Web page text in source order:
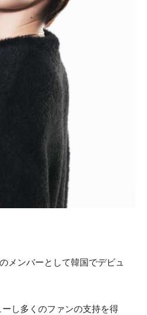
メンバーとして韓国でデビュ
し多くのファンの支持を得